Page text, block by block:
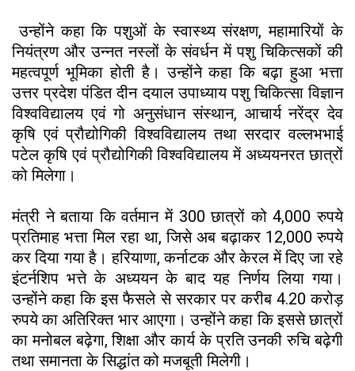
उन्होंने कहा कि पशुओं के स्वास्थ्य संरक्षण, महामारियों के
नियंत्रण और उन्नत नस्लों के संवर्धन में पशु चिकित्सकों की
महत्वपूर्ण भूमिका होती है। उन्होंने कहा कि बढ़ा हुआ भत्ता
उत्तर प्रदेश पंडित दीन दयाल उपाध्याय पशु चिकित्सा विज्ञान
विश्वविद्यालय एवं गो अनुसंधान संस्थान, आचार्य नरेंद्र देव
कृषि एवं प्रौद्योगिकी विश्वविद्यालय तथा सरदार वल्लभभाई
पटेल कृषि एवं प्रौद्योगिकी विश्वविद्यालय में अध्ययनरत छात्रों
को मिलेगा।
मंत्री ने बताया कि वर्तमान में 300 छात्रों को 4,000 रुपये
प्रतिमाह भत्ता मिल रहा था, जिसे अब बढ़ाकर 12,000 रुपये
कर दिया गया है। हरियाणा, कर्नाटक और केरल में दिए जा रहे
इंटर्नशिप भत्ते के अध्ययन के बाद यह निर्णय लिया गया।
उन्होंने कहा कि इस फैसले से सरकार पर करीब 4.20 करोड़
रुपये का अतिरिक्त भार आएगा। उन्होंने कहा कि इससे छात्रों
का मनोबल बढ़ेगा, शिक्षा और कार्य के प्रति उनकी रुचि बढ़ेगी
तथा समानता के सिद्धांत को मजबूती मिलेगी।